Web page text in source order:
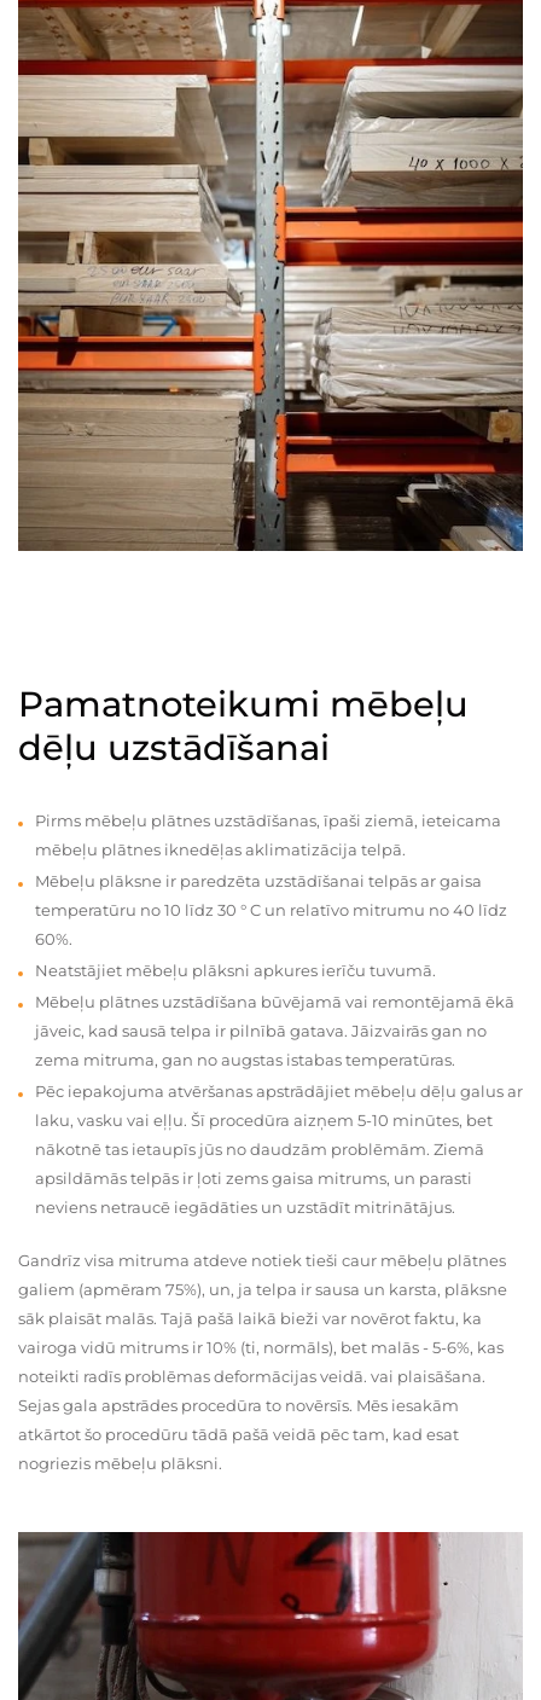
Pamatnoteikumi mēbeļu
dēļu uzstādīšanai
Pirms mēbeļu plātnes uzstādīšanas, īpaši ziemā, ieteicama
mēbeļu plātnes iknedēļas aklimatizācija telpā.
Mēbeļu plāksne ir paredzēta uzstādīšanai telpās ar gaisa
temperatūru no 10 līdz 30 ° C un relatīvo mitrumu no 40 līdz
60%.
Neatstājiet mēbeļu plāksni apkures ierīču tuvumā.
Mēbeļu plātnes uzstādīšana būvējamā vai remontējamā ēkā
jāveic, kad sausā telpa ir pilnībā gatava. Jāizvairās gan no
zema mitruma, gan no augstas istabas temperatūras.
Pēc iepakojuma atvēršanas apstrādājiet mēbeļu dēļu galus ar
laku, vasku vai eļļu. Šī procedūra aizņem 5-10 minūtes, bet
nākotnē tas ietaupīs jūs no daudzām problēmām. Ziemā
apsildāmās telpās ir ļoti zems gaisa mitrums, un parasti
neviens netraucē iegādāties un uzstādīt mitrinātājus.
Gandrīz visa mitruma atdeve notiek tieši caur mēbeļu plātnes
galiem (apmēram 75%), un, ja telpa ir sausa un karsta, plāksne
sāk plaisāt malās. Tajā pašā laikā bieži var novērot faktu, ka
vairoga vidū mitrums ir 10% (ti, normāls), bet malās - 5-6%, kas
noteikti radīs problēmas deformācijas veidā. vai plaisāšana.
Sejas gala apstrādes procedūra to novērsīs. Mēs iesakām
atkārtot šo procedūru tādā pašā veidā pēc tam, kad esat
nogriezis mēbeļu plāksni.